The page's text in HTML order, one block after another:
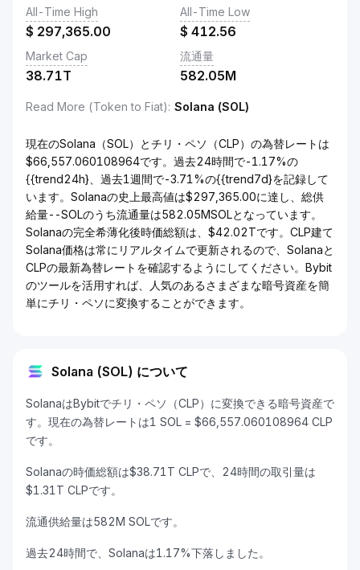
All-Time High
$ 297,365.00
All-Time Low
$ 412.56
Market Cap
38.71T
流通量
582.05M
Read More (Token to Fiat): Solana (SOL)
現在のSolana（SOL）とチリ・ペソ（CLP）の為替レートは
$66,557.060108964です。過去24時間で-1.17%の
{{trend24h}、過去1週間で-3.71%の{{trend7d}を記録して
います。Solanaの史上最高値は$297,365.00に達し、総供
給量--SOLのうち流通量は582.05MSOLとなっています。
Solanaの完全希薄化後時価総額は、$42.02Tです。CLP建て
Solana価格は常にリアルタイムで更新されるので、Solanaと
CLPの最新為替レートを確認するようにしてください。Bybit
のツールを活用すれば、人気のあるさまざまな暗号資産を簡
単にチリ・ペソに変換することができます。
Solana (SOL) について
SolanaはBybitでチリ・ペソ（CLP）に変換できる暗号資産で
す。現在の為替レートは1 SOL = $66,557.060108964 CLP
です。
Solanaの時価総額は$38.71T CLPで、24時間の取引量は
$1.31T CLPです。
流通供給量は582M SOLです。
過去24時間で、Solanaは1.17%下落しました。